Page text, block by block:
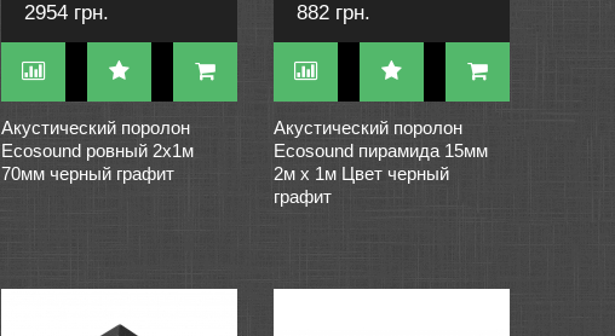
2954 грн.
Акустический поролон
Ecosound ровный 2х1м
70мм черный графит
882 грн.
Акустический поролон
Ecosound пирамида 15мм
2м х 1м Цвет черный
графит